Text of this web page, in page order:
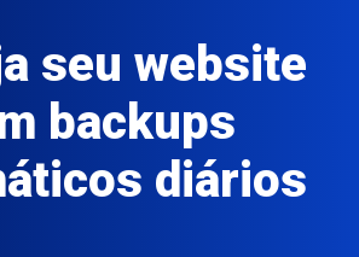
seu website
backups
diários